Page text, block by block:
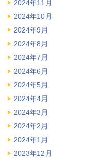
2024年11月
2024年10月
2024年9月
2024年8月
2024年7月
2024年6月
2024年5月
2024年4月
2024年3月
2024年2月
2024年1月
2023年12月